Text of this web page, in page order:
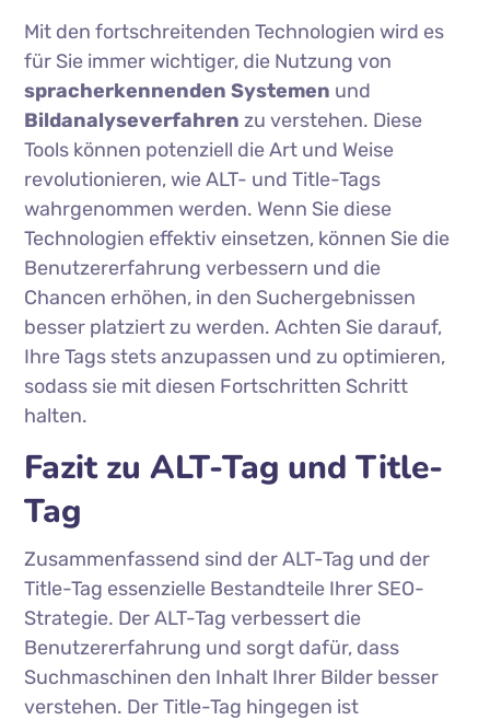
Mit den fortschreitenden Technologien wird es
für Sie immer wichtiger, die Nutzung von
spracherkennenden Systemen und
Bildanalyseverfahren zu verstehen. Diese
Tools können potenziell die Art und Weise
revolutionieren, wie ALT- und Title-Tags
wahrgenommen werden. Wenn Sie diese
Technologien effektiv einsetzen, können Sie die
Benutzererfahrung verbessern und die
Chancen erhöhen, in den Suchergebnissen
besser platziert zu werden. Achten Sie darauf,
Ihre Tags stets anzupassen und zu optimieren,
sodass sie mit diesen Fortschritten Schritt
halten.
Fazit zu ALT-Tag und Title-
Tag
Zusammenfassend sind der ALT-Tag und der
Title-Tag essenzielle Bestandteile Ihrer SEO-
Strategie. Der ALT-Tag verbessert die
Benutzererfahrung und sorgt dafür, dass
Suchmaschinen den Inhalt Ihrer Bilder besser
verstehen. Der Title-Tag hingegen ist